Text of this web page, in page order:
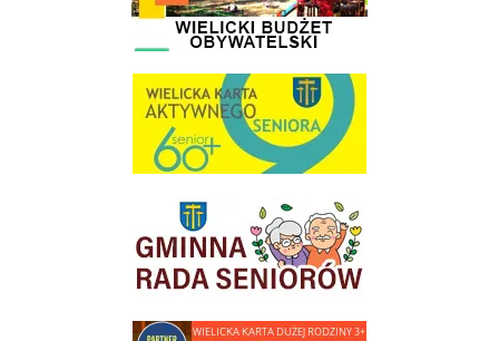
link do strony Wielicka Karta Aktywnego Seniora
link do strony Gminnej Rady Seniorow - Wieliczka
link do strony - Wielicka Karta Dużej Rodziny